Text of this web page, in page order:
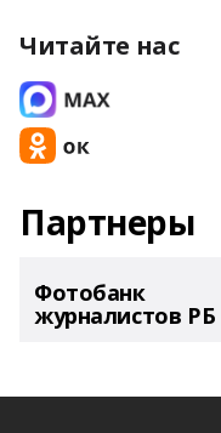
Читайте нас
Партнеры
Фотобанк
журналистов РБ